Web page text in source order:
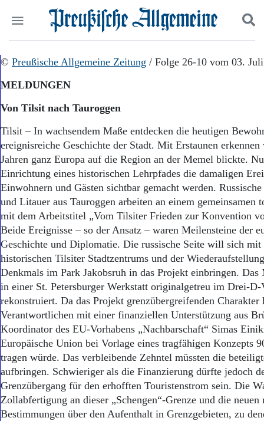
Start
Wer wir sind
Aktuelle Ausgabe
Abonnenten-Login
Abonnent werden
Abo Prämien
Archiv
Mediadaten
Politik
Gesellschaft
Leben
Geschichte
Ostpreußen
Pommern
Berlin-Brandenburg
Schlesien
Danzig und Westpreußen
Bücher
Kontakt
Impressum
Datenschutz
Suchen und finden
© Preußische Allgemeine Zeitung / Folge 26-10 vom 03.
MELDUNGEN
Von Tilsit nach Tauroggen
Tilsit – In wachsendem Maße entdecken die heutigen
ereignisreiche Geschichte der Stadt. Mit Erstaunen
Jahren ganz Europa auf die Region an der Memel blickte.
Einrichtung eines historischen Lehrpfades die damaligen
Einwohnern und Gästen sichtbar gemacht werden.
und Litauer aus Tauroggen arbeiten an einem gemeinsamen
mit dem Arbeitstitel „Vom Tilsiter Frieden zur Konvention
Beide Ereignisse – so der Ansatz – waren Meilensteine der
Geschichte und Diplomatie. Die russische Seite will sich mit
historischen Tilsiter Stadtzentrums und der
Denkmals im Park Jakobsruh in das Projekt einbringen.
in einer St. Petersburger Werkstatt originalgetreu im Drei-D-
rekonstruiert. Da das Projekt grenzübergreifenden Charakter
Verantwortlichen mit einer finanziellen Unterstützung aus
Koordinator des EU-Vorhabens „Nachbarschaft“ Simas
Europäische Union bei Vorlage eines tragfähigen Konzepts
tragen würde. Das verbleibende Zehntel müssten die
aufbringen. Schwieriger als die Finanzierung dürfte jedoch
Grenzübergang für den erhofften Touristenstrom sein. Die
Zollabfertigung an dieser „Schengen“-Grenze und die neuen
Bestimmungen über den Aufenthalt in Grenzgebieten, zu